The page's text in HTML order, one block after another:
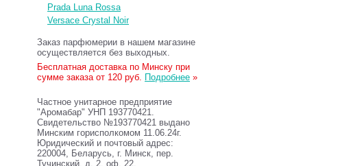
Prada Luna Rossa
Versace Crystal Noir
Заказ парфюмерии в нашем магазине
осуществляется без выходных.
Бесплатная доставка по Минску при
сумме заказа от 120 руб. Подробнее »
Частное унитарное предприятие
"Аромабар" УНП 193770421.
Свидетельство №193770421 выдано
Минским горисполкомом 11.06.24г.
Юридический и почтовый адрес:
220004, Беларусь, г. Минск, пер.
Тучинский, д. 2, оф. 22.